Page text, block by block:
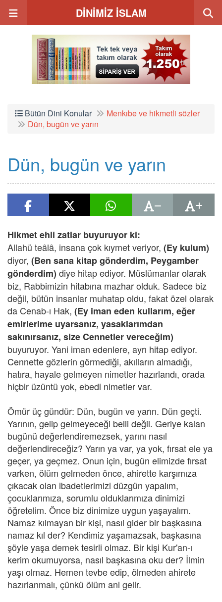
DİNİMİZ İSLAM
Bütün Dini Konular
Menkıbe ve hikmetli sözler
Dün, bugün ve yarın
Dün, bugün ve yarın
Hikmet ehli zatlar buyuruyor ki:
Allahü teâlâ, insana çok kıymet veriyor, (Ey kulum)
diyor, (Ben sana kitap gönderdim, Peygamber
gönderdim) diye hitap ediyor. Müslümanlar olarak
biz, Rabbimizin hitabına mazhar olduk. Sadece biz
değil, bütün insanlar muhatap oldu, fakat özel olarak
da Cenab-ı Hak, (Ey iman eden kullarım, eğer
emirlerime uyarsanız, yasaklarımdan
sakınırsanız, size Cennetler vereceğim)
buyuruyor. Yani iman edenlere, ayrı hitap ediyor.
Cennette gözlerin görmediği, akılların almadığı,
hatıra, hayale gelmeyen nimetler hazırlandı, orada
hiçbir üzüntü yok, ebedi nimetler var.
Ömür üç gündür: Dün, bugün ve yarın. Dün geçti.
Yarının, gelip gelmeyeceği belli değil. Geriye kalan
bugünü değerlendiremezsek, yarını nasıl
değerlendireceğiz? Yarın ya var, ya yok, fırsat ele ya
geçer, ya geçmez. Onun için, bugün elimizde fırsat
varken, ölüm gelmeden önce, ahirette karşımıza
çıkacak olan ibadetlerimizi düzgün yapalım,
çocuklarımıza, sorumlu olduklarımıza dinimizi
öğretelim. Önce biz dinimize uygun yaşayalım.
Namaz kılmayan bir kişi, nasıl gider bir başkasına
namaz kıl der? Kendimiz yaşamazsak, başkasına
şöyle yaşa demek tesirli olmaz. Bir kişi Kur'an-ı
kerim okumuyorsa, nasıl başkasına oku der? İlmin
yaşı olmaz. Hemen tevbe edip, ölmeden ahirete
hazırlanmalı, çünkü ölüm ani gelir.